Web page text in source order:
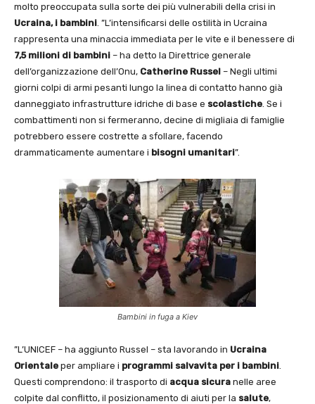
molto preoccupata sulla sorte dei più vulnerabili della crisi in
Ucraina, i bambini . ”L’intensificarsi delle ostilità in Ucraina
rappresenta una minaccia immediata per le vite e il benessere di
7,5 milioni di bambini – ha detto la Direttrice generale
dell’organizzazione dell’Onu, Catherine Russel – Negli ultimi
giorni colpi di armi pesanti lungo la linea di contatto hanno già
danneggiato infrastrutture idriche di base e scolastiche . Se i
combattimenti non si fermeranno, decine di migliaia di famiglie
potrebbero essere costrette a sfollare, facendo
drammaticamente aumentare i bisogni umanitari”.
Bambini in fuga a Kiev
”L’UNICEF – ha aggiunto Russel – sta lavorando in Ucraina
Orientale per ampliare i programmi salvavita per i bambini
Questi comprendono: il trasporto di acqua sicura nelle aree
colpite dal conflitto, il posizionamento di aiuti per la salute,